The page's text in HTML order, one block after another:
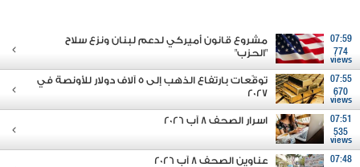
07:59
774
views
مشروع قانون أميركي لدعم لبنان ونزع سلاح
"الحزب"
07:55
670
views
توقّعات بارتفاع الذهب إلى 5 آلاف دولار للأونصة في
2027
07:51
535
views
اسرار الصحف 8 آب 2026
07:48
عناوين الصحف 8 آب 2026